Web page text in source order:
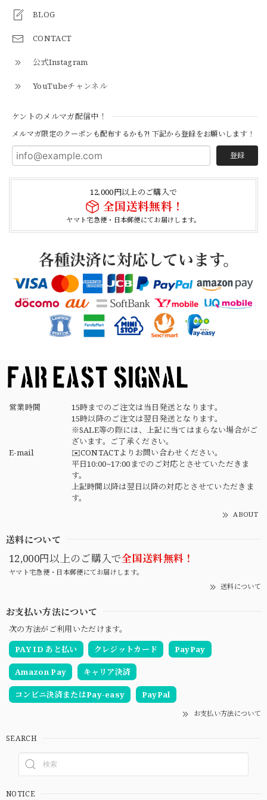
BLOG
CONTACT
公式Instagram
YouTubeチャンネル
ケントのメルマガ配信中！
メルマガ限定のクーポンも配布するかも?! 下記から登録をお願いします！
登録
12,000円以上のご購入で
全国送料無料！
ヤマト宅急便・日本郵便にてお届けします。
2026/04/21
NAVY
2026/04/21
【USED】Canadian Army IECS Fleece Pants 実物 カナダ軍 フリースパンツ ユーズド
⑥サイズ
2026/04/17
2026/04/02
【Button Works】Mercury Dime Coin Necklace Silver 900 Silver 925 ボタンワークス マーキュリーダイム銀貨 ネックレス
2026/03/26
営業時間
15時までのご注文は当日発送となります。
15時以降のご注文は翌日発送となります。
※SALE等の際には、上記に当てはまらない場合がご
ざいます。ご了承ください。
E-mail
✉️CONTACTよりお問い合わせください。
平日10:00~17:00までのご対応とさせていただきま
す。
上記時間以降は翌日以降の対応とさせていただきま
す。
ABOUT
送料について
12,000円以上のご購入で全国送料無料！
ヤマト宅急便・日本郵便にてお届けします。
送料について
お支払い方法について
次の方法がご利用いただけます。
PAY ID あと払い
クレジットカード PayPay
Amazon Pay キャリア決済
コンビニ決済またはPay-easy PayPal
お支払い方法について
SEARCH
NOTICE